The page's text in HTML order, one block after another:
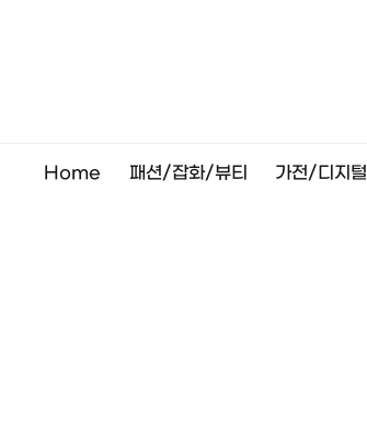
Home 패션/잡화/뷰티 가전/디지털